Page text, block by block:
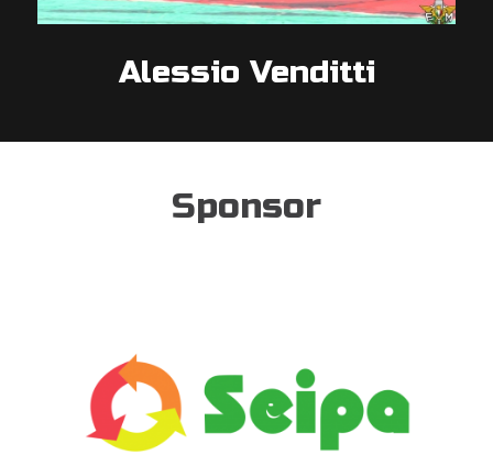
Alessio Venditti
Sponsor